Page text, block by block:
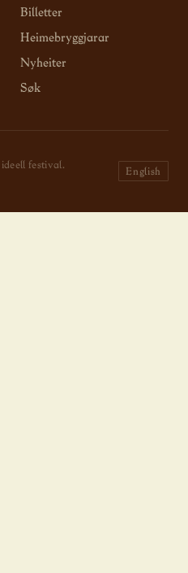
Billetter
Heimebryggjarar
Nyheiter
Søk
festival.
English